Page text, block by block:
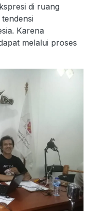
di ruang
Karena
melalui proses